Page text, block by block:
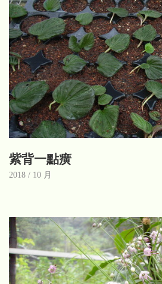
紫背一點癀
2018 / 10 月